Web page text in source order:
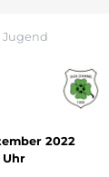
Jugend
2022
Uhr